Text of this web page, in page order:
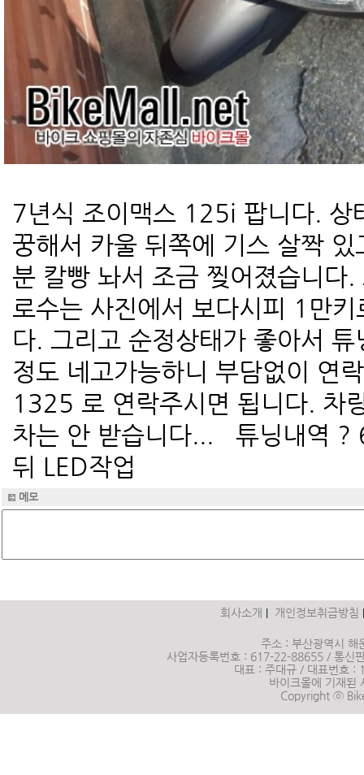
7년식 조이맥스 125i 팝니다. 상
꿍해서 카울 뒤쪽에 기스 살짝
분 칼빵 놔서 조금 찢어졌습니다
로수는 사진에서 보다시피 1만
다. 그리고 순정상태가 좋아서
정도 네고가능하니 부담없이
1325 로 연락주시면 됩니다. 차
차는 안 받습니다... 튜닝내역 ?
뒤 LED작업
메모
회사소개 | 개인정보취급방침
주소 : 부산광역시
사업자등록번호 : 617-22-88655 / 통신
대표 : 주대규 / 대표번호 :
바이크몰에 기재된
Copyright ⓒ